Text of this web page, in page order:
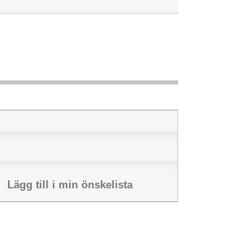
Lägg till i min önskelista